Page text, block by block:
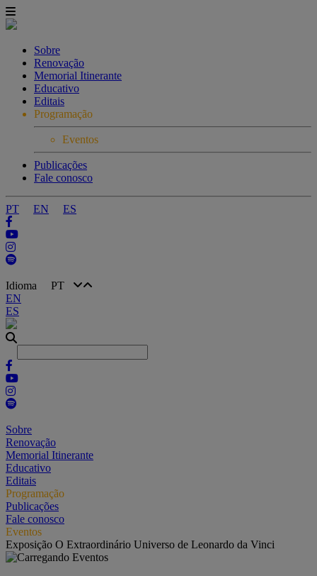
Sobre
Renovação
Memorial Itinerante
Educativo
Editais
Programação
Eventos
Publicações
Fale conosco
PT EN ES
Idioma PT
EN
ES
Sobre
Renovação
Memorial Itinerante
Educativo
Editais
Programação
Publicações
Fale conosco
Eventos
Exposição O Extraordinário Universo de Leonardo da Vinci